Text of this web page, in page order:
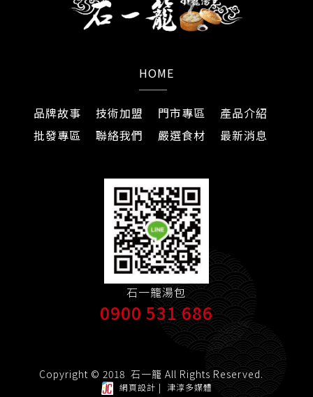
HOME
品牌故事 技術加盟 門市專區
產品介紹
批發專區
聯絡我們 嚴選食材 最新消息
石一籠湯包
0900 531 686
Copyright © 2018 石一籠 All Rights Reserved.
網頁設計 | 津淳多媒體